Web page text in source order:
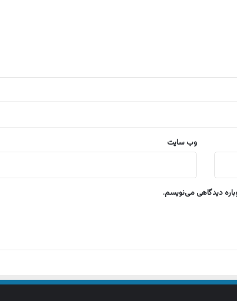
وب‌ سایت
دیدگاهی می‌نویسم.